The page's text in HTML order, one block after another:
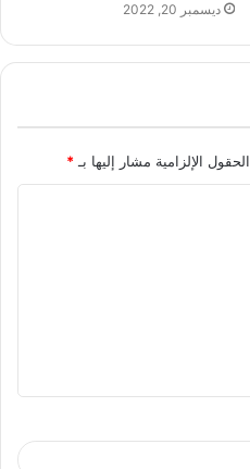
ديسمبر 20, 2022
الحقول الإلزامية مشار إليها بـ *